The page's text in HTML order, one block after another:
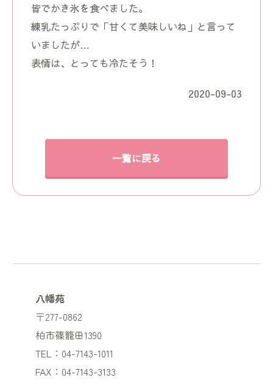
皆でかき氷を食べました。
練乳たっぷりで「甘くて美味しいね」と言って
いましたが…
表情は、とっても冷たそう！
2020-09-03
一覧に戻る
八幡苑
〒277-0862
柏市篠籠田1390
TEL：04-7143-1011
FAX：04-7143-3133